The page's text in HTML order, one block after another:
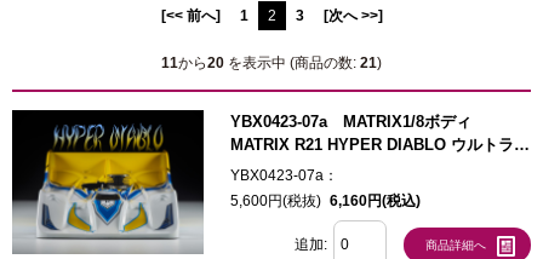
[<< 前へ] 1 2 3 [次へ >>]
11から20 を表示中 (商品の数: 21)
YBX0423-07a MATRIX1/8ボディ
MATRIX R21 HYPER DIABLO ウルトララ
イト
YBX0423-07a：
5,600円(税抜) 6,160円(税込)
追加: 商品詳細へ